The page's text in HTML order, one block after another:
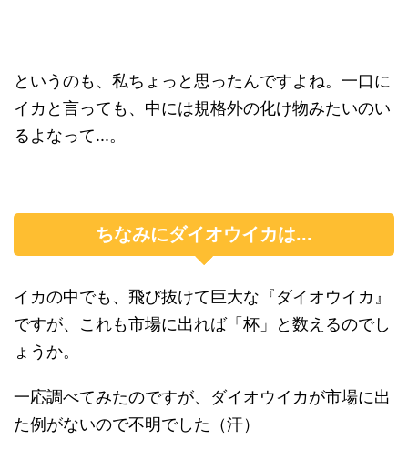
というのも、私ちょっと思ったんですよね。一口に
イカと言っても、中には規格外の化け物みたいのい
るよなって...。
ちなみにダイオウイカは...
イカの中でも、飛び抜けて巨大な『ダイオウイカ』
ですが、これも市場に出れば「杯」と数えるのでし
ょうか。
一応調べてみたのですが、ダイオウイカが市場に出
た例がないので不明でした（汗）